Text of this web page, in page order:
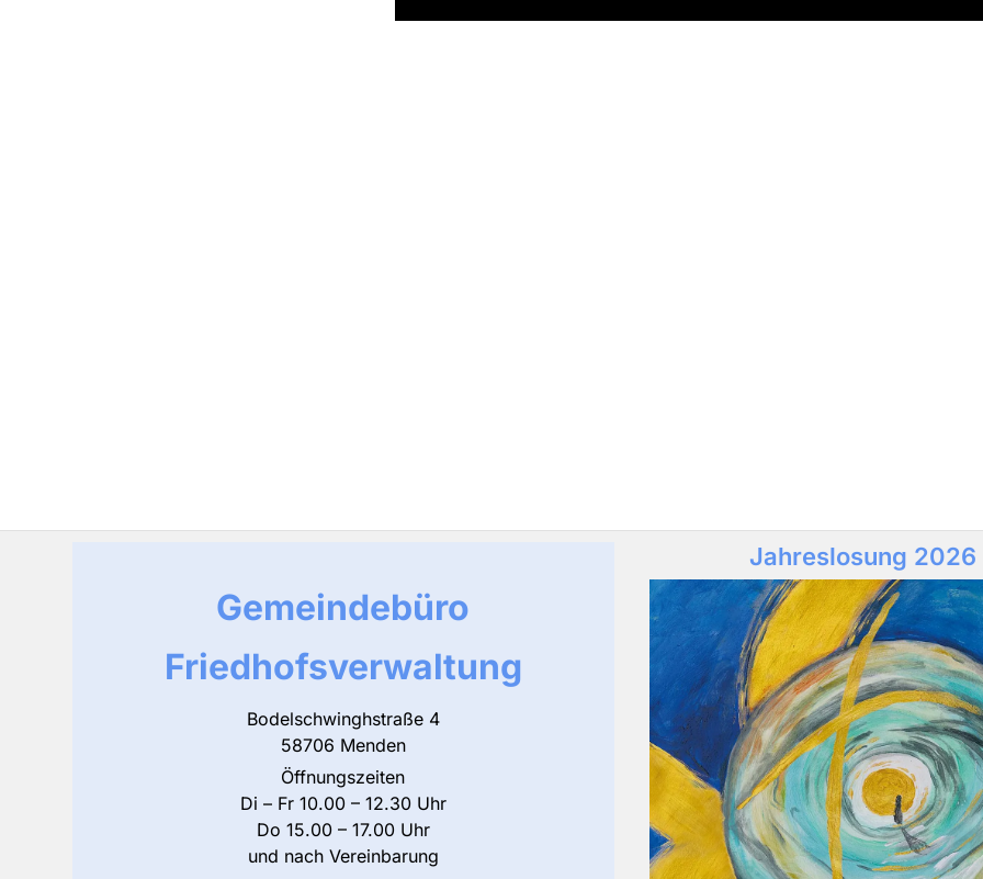
Gemeindebüro
Friedhofsverwaltung
Bodelschwinghstraße 4
58706 Menden
Öffnungszeiten
Di – Fr 10.00 – 12.30 Uhr
Do 15.00 – 17.00 Uhr
und nach Vereinbarung
Jahreslosung 2026